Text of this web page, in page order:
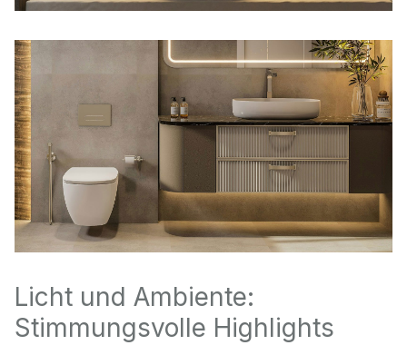
Licht und Ambiente:
Stimmungsvolle Highlights